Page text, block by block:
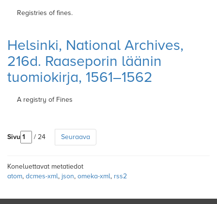
Registries of fines.
Helsinki, National Archives,
216d. Raaseporin läänin
tuomiokirja, 1561–1562
A registry of Fines
Sivu / 24 Seuraava
Koneluettavat metatiedot
atom, dcmes-xml, json, omeka-xml, rss2